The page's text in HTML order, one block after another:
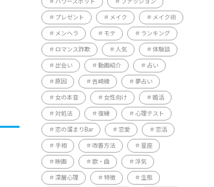
パワースポット ファッション
プレゼント メイク メイク術
メンヘラ モテ ランキング
ロマンス詐欺 人気 体験談
出会い 動画紹介 占い
原因 吉崎綾 夢占い
女の本音 女性向け 婚活
対処法 復縁 心理テスト
恋の溜まりBar 恋愛 恋活
手相 改善方法 星座
映画 歌・曲 浮気
深層心理 特徴 生態